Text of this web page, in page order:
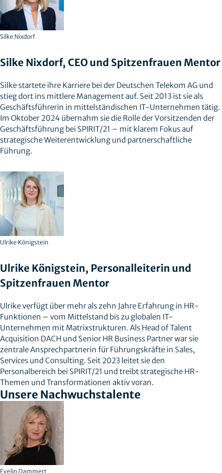
Silke Nixdorf, CEO und Spitzenfrauen Mentor
Silke startete ihre Karriere bei der Deutschen Telekom AG und
stieg dort ins mittlere Management auf. Seit 2013 ist sie als
Geschäftsführerin in mittelständischen IT-Unternehmen tätig.
Im Oktober 2024 übernahm sie die Rolle der Vorsitzenden der
Geschäftsführung bei SPIRIT/21 – mit klarem Fokus auf
strategische Weiterentwicklung und partnerschaftliche
Führung.
Silke Nixdorf
Ulrike Königstein, Personalleiterin und
Spitzenfrauen Mentor
Ulrike verfügt über mehr als zehn Jahre Erfahrung in HR-
Funktionen – vom Mittelstand bis zu globalen IT-
Unternehmen mit Matrixstrukturen. Als Head of Talent
Acquisition DACH und Senior HR Business Partner war sie
zentrale Ansprechpartnerin für Führungskräfte in Sales,
Services und Consulting. Seit 2023 leitet sie den
Personalbereich bei SPIRIT/21 und treibt strategische HR-
Themen und Transformationen aktiv voran.
Ulrike Königstein
Unsere Nachwuchstalente
Evelin Dammert